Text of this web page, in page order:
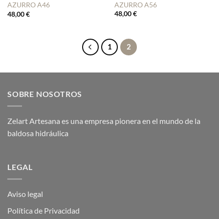
AZURRO A46
48,00€
AZURRO A56
48,00€
1 2
SOBRE NOSOTROS
Zelart Artesana es una empresa pionera en el mundo de la
baldosa hidráulica
LEGAL
Aviso legal
Política de Privacidad